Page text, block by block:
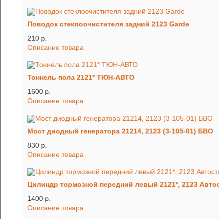
Поводок стеклоочистителя задний 2123 Garde
210 p.
Описание товара
Тоннель пола 2121* ТЮН-АВТО
1600 p.
Описание товара
Мост диодный генератора 21214, 2123 (3-105-01) БВО
830 p.
Описание товара
Цилиндр тормозной передний левый 2121*, 2123
1400 p.
Описание товара